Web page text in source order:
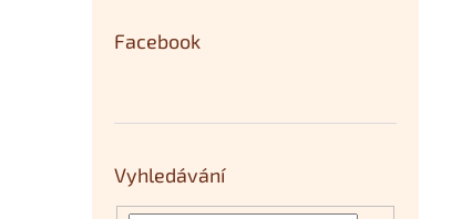
Facebook
Vyhledávání